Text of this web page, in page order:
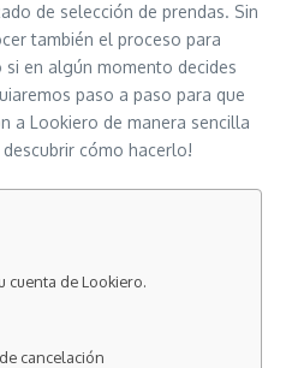
de selección de prendas. Sin
también el proceso para
si en algún momento decides
paso a paso para que
a Lookiero de manera sencilla
cómo hacerlo!
cuenta de Lookiero.
cancelación